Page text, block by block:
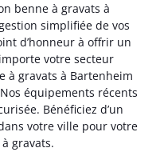
benne à gravats à
simplifiée de vos
d’honneur à offrir un
votre secteur
à gravats à Bartenheim
équipements récents
Bénéficiez d’un
votre ville pour votre
gravats.